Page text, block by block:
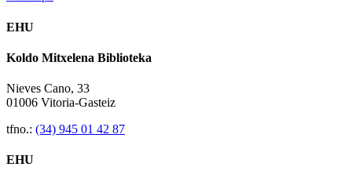
EHU
Koldo Mitxelena Biblioteka
Nieves Cano, 33
01006 Vitoria-Gasteiz
tfno.: (34) 945 01 42 87
EHU